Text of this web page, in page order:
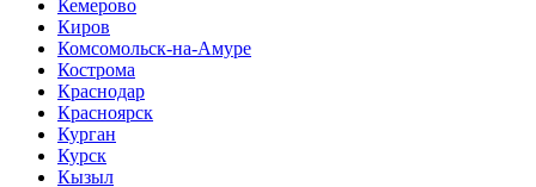
Кемерово
Киров
Комсомольск-на-Амуре
Кострома
Краснодар
Красноярск
Курган
Курск
Кызыл